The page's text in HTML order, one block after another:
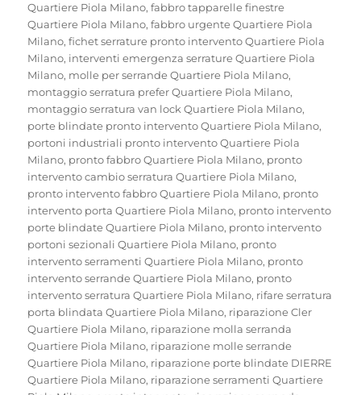
Quartiere Piola Milano,fabbro tapparelle finestre
Quartiere Piola Milano,fabbro urgente Quartiere Piola
Milano,fichet serrature pronto intervento Quartiere Piola
Milano, interventi emergenza serrature Quartiere Piola
Milano, molle per serrande Quartiere Piola Milano,
montaggio serratura prefer Quartiere Piola Milano,
montaggio serratura van lock Quartiere Piola Milano,
porte blindate pronto intervento Quartiere Piola Milano,
portoni industriali pronto intervento Quartiere Piola
Milano, pronto fabbro Quartiere Piola Milano, pronto
intervento cambio serratura Quartiere Piola Milano,
pronto intervento fabbro Quartiere Piola Milano, pronto
intervento porta Quartiere Piola Milano, pronto intervento
porte blindate Quartiere Piola Milano, pronto intervento
portoni sezionali Quartiere Piola Milano, pronto
intervento serramenti Quartiere Piola Milano, pronto
intervento serrande Quartiere Piola Milano, pronto
intervento serratura Quartiere Piola Milano, rifare serratura
porta blindata Quartiere Piola Milano, riparazione Cler
Quartiere Piola Milano, riparazione molla serranda
Quartiere Piola Milano, riparazione molle serrande
Quartiere Piola Milano, riparazione porte blindate DIERRE
Quartiere Piola Milano, riparazione serramenti Quartiere